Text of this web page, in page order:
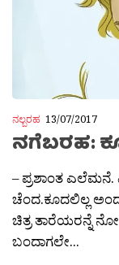
ನಲ್ಬರಹ 13/07/2017
ನಗೆಬರಹ:
– ಪ್ರಶಾಂತ
ಚೆಂದ.ಕೂದಲಿಲ್ಲ
ಚಿತ್ರ ತಾರೆಯರನ್ನೆ
ಬಂದಾಗಲೇ...